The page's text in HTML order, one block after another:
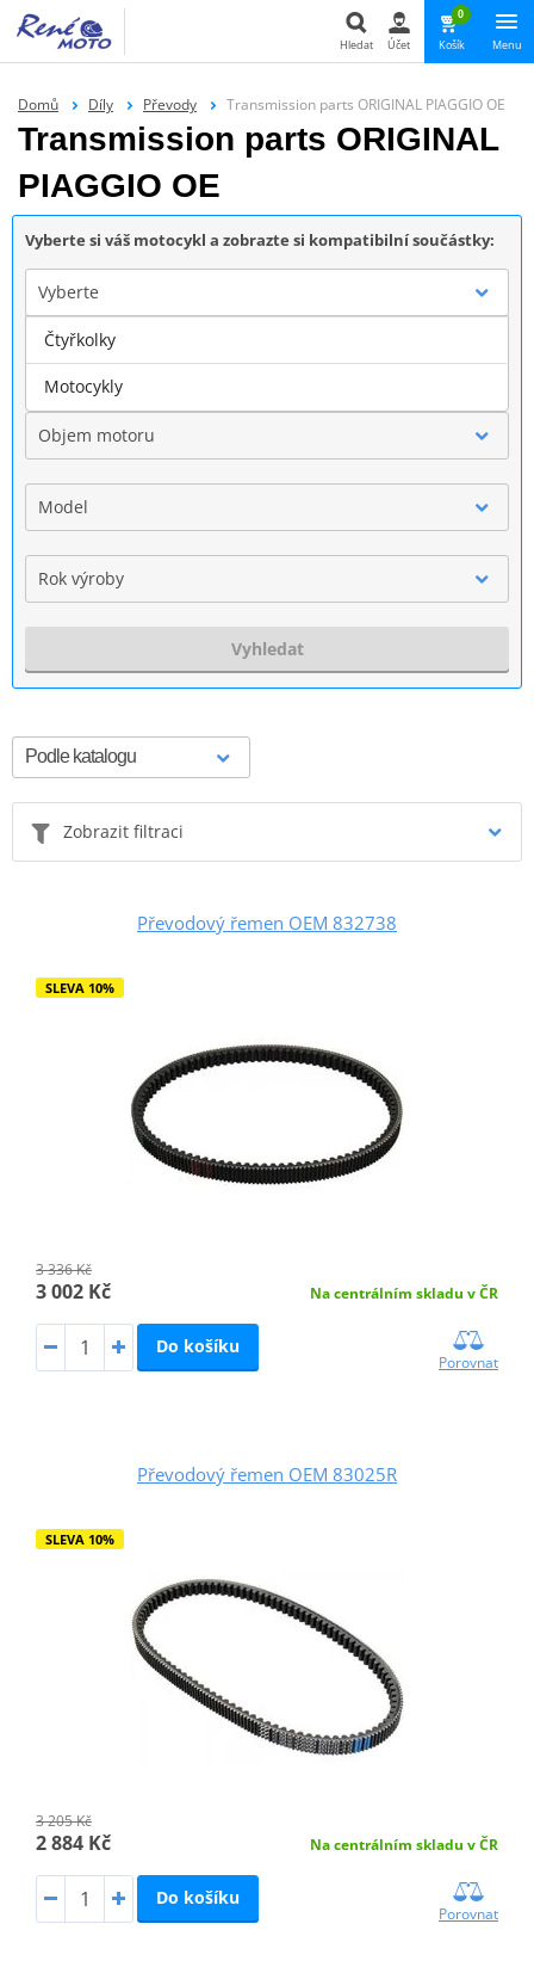
Hledat
Hledat Účet
0
Košík Menu
Domů Díly Převody Transmission parts ORIGINAL PIAGGIO OE
Transmission parts ORIGINAL
PIAGGIO OE
Vyberte si váš motocykl a zobrazte si kompatibilní součástky:
Vyberte
Značka
Objem motoru
Model
Rok výroby
Vyhledat
Zobrazit filtraci
Převodový řemen OEM 832738
SLEVA 10%
3 336 Kč
3 002 Kč Na centrálním skladu v ČR
Do košíku
Porovnat
Převodový řemen OEM 83025R
SLEVA 10%
3 205 Kč
2 884 Kč Na centrálním skladu v ČR
Do košíku
Porovnat
Čtyřkolky
Motocykly